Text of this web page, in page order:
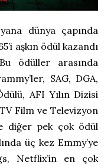
dünya çapında
aşkın ödül kazandı
ödüller arasında
SAG, DGA,
AFI Yılın Dizisi
Film ve Televizyon
diğer pek çok ödül
üç kez Emmy’ye
Netflix’in en çok